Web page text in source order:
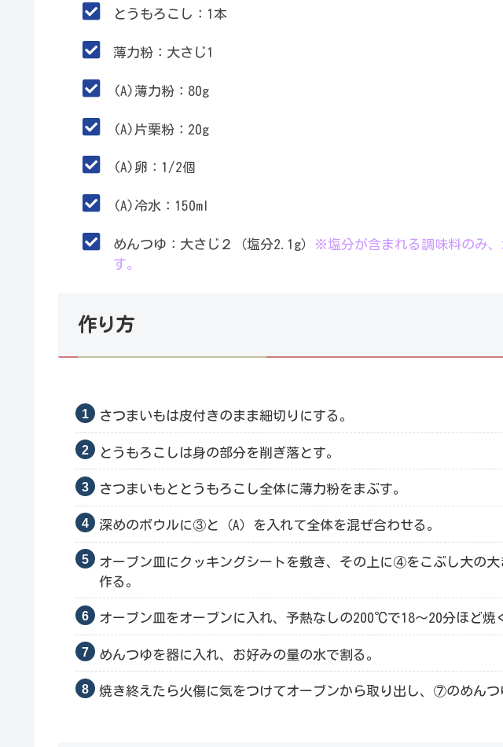
とうもろこし：1本
薄力粉：大さじ1
(A)薄力粉：80g
(A)片栗粉：20g
(A)卵：1/2個
(A)冷水：150ml
めんつゆ：大さじ２（塩分2.1g） ※塩分が含まれる調味料のみ
す。
作り方
さつまいもは皮付きのまま細切りにする。
とうもろこしは身の部分を削ぎ落とす。
さつまいもととうもろこし全体に薄力粉をまぶす。
深めのボウルに③と（A）を入れて全体を混ぜ合わせる。
オーブン皿にクッキングシートを敷き、その上に④をこぶし大の
作る。
オーブン皿をオーブンに入れ、予熱なしの200℃で18～20分ほど焼
めんつゆを器に入れ、お好みの量の水で割る。
焼き終えたら火傷に気をつけてオーブンから取り出し、⑦のめんつ